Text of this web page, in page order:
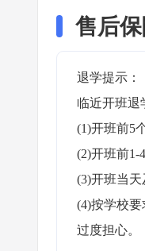
售后
退学提示：
临近开班退
(1)开班前5
(2)开班前1-
(3)开班当
(4)按学校
过度担心。